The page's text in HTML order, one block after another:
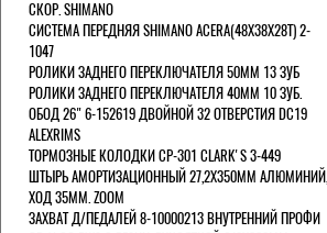
СКОР. SHIMANO
СИСТЕМА ПЕРЕДНЯЯ SHIMANO ACERA(48Х38Х28Т) 2-
1047
РОЛИКИ ЗАДНЕГО ПЕРЕКЛЮЧАТЕЛЯ 50ММ 13 ЗУБ
РОЛИКИ ЗАДНЕГО ПЕРЕКЛЮЧАТЕЛЯ 40ММ 10 ЗУБ.
ОБОД 26" 6-152619 ДВОЙНОЙ 32 ОТВЕРСТИЯ DC19
ALEXRIMS
ТОРМОЗНЫЕ КОЛОДКИ CP-301 CLARK'S 3-449
ШТЫРЬ АМОРТИЗАЦИОННЫЙ 27,2Х350ММ АЛЮМИНИЙ,
ХОД 35ММ. ZOOM
ЗАХВАТ Д/ПЕДАЛЕЙ 8-10000213 ВНУТРЕННИЙ ПРОФИ